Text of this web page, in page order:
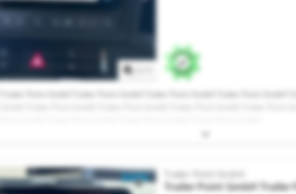
Trailer Point GmbH
Trailer Point GmbH Trailer